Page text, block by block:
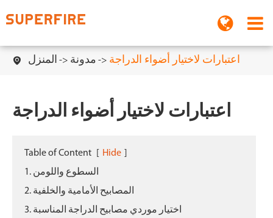
 المنزل مدونة اعتبارات لاختيار أضواء الدراجة
اعتبارات لاختيار أضواء الدراجة
Table of Content Hide
1. السطوع واللومن
2. المصابيح الأمامية والخلفية
3. اختيار موردي مصابيح الدراجة المناسبة